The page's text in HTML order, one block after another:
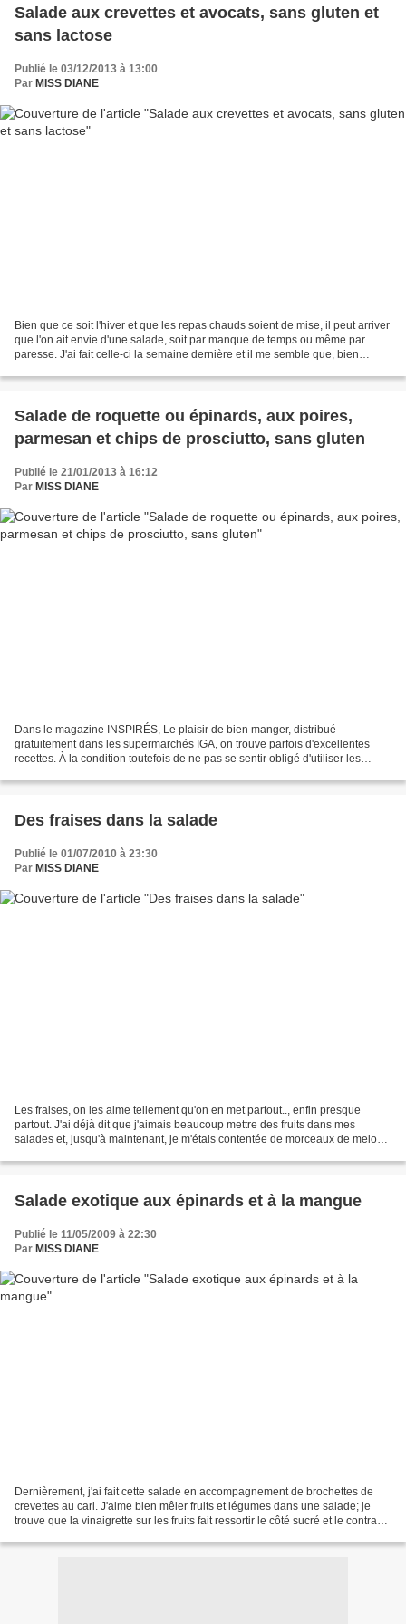
Salade aux crevettes et avocats, sans gluten et
sans lactose
Publié le 03/12/2013 à 13:00
Par MISS DIANE
Bien que ce soit l'hiver et que les repas chauds soient de mise, il peut arriver
que l'on ait envie d'une salade, soit par manque de temps ou même par
paresse. J'ai fait celle-ci la semaine dernière et il me semble que, bien
Salade de roquette ou épinards, aux poires,
parmesan et chips de prosciutto, sans gluten
Publié le 21/01/2013 à 16:12
Par MISS DIANE
Dans le magazine INSPIRÉS, Le plaisir de bien manger, distribué
gratuitement dans les supermarchés IGA, on trouve parfois d'excellentes
recettes. À la condition toutefois de ne pas se sentir obligé d'utiliser les
Des fraises dans la salade
Publié le 01/07/2010 à 23:30
Par MISS DIANE
Les fraises, on les aime tellement qu'on en met partout.., enfin presque
partout. J'ai déjà dit que j'aimais beaucoup mettre des fruits dans mes
salades et, jusqu'à maintenant, je m'étais contentée de morceaux de melon
Salade exotique aux épinards et à la mangue
Publié le 11/05/2009 à 22:30
Par MISS DIANE
Dernièrement, j'ai fait cette salade en accompagnement de brochettes de
crevettes au cari. J'aime bien mêler fruits et légumes dans une salade; je
trouve que la vinaigrette sur les fruits fait ressortir le côté sucré et le contraste